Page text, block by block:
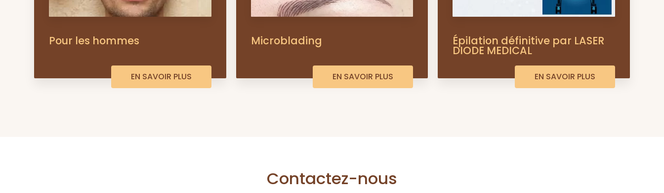
Pour les hommes
EN SAVOIR PLUS
Microblading
EN SAVOIR PLUS
Épilation définitive par LASER
DIODE MEDICAL
EN SAVOIR PLUS
Contactez-nous